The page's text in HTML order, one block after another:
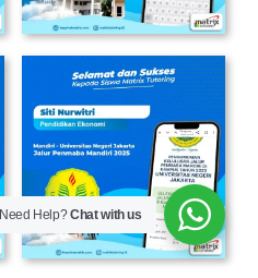
Need Help?Chat with us